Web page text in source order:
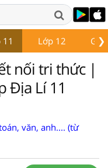
❯
11 Lớp 12
nối tri thức |
Địa Lí 11
văn, anh.... (từ